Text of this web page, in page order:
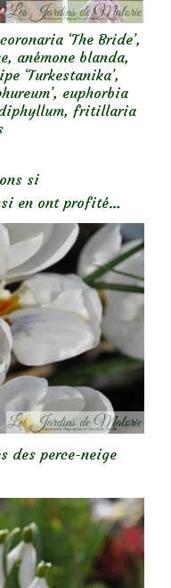
‘The Bride’,
anémone blanda,
‘Turkestanika’,
euphorbia
fritillaria
si
en ont profité…
des perce-neige